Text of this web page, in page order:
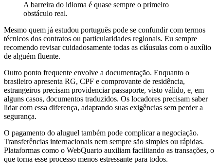
A barreira do idioma é quase sempre o primeiro
obstáculo real.
Mesmo quem já estudou português pode se confundir com termos
técnicos dos contratos ou particularidades regionais. Eu sempre
recomendo revisar cuidadosamente todas as cláusulas com o auxílio
de alguém fluente.
Outro ponto frequente envolve a documentação. Enquanto o
brasileiro apresenta RG, CPF e comprovante de residência,
estrangeiros precisam providenciar passaporte, visto válido, e, em
alguns casos, documentos traduzidos. Os locadores precisam saber
lidar com essa diferença, adaptando suas exigências sem perder a
segurança.
O pagamento do aluguel também pode complicar a negociação.
Transferências internacionais nem sempre são simples ou rápidas.
Plataformas como o WebQuarto auxiliam facilitando as transações, o
que torna esse processo menos estressante para todos.